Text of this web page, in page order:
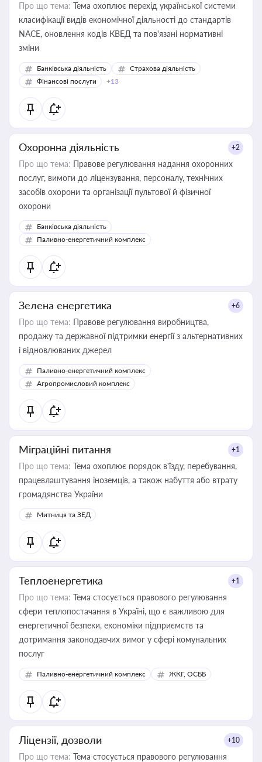
Про що тема: Тема охоплює перехід української системи
класифікації видів економічної діяльності до стандартів
NACE, оновлення кодів КВЕД та пов'язані нормативні
зміни
Банківська діяльність
Страхова діяльність
Фінансові послуги
+13
Охоронна діяльність +2
Про що тема: Правове регулювання надання охоронних
послуг, вимоги до ліцензування, персоналу, технічних
засобів охорони та організації пультової й фізичної
охорони
Банківська діяльність
Паливно-енергетичний комплекс
Зелена енергетика +6
Про що тема: Правове регулювання виробництва,
продажу та державної підтримки енергії з альтернативних
і відновлюваних джерел
Паливно-енергетичний комплекс
Агропромисловий комплекс
Міграційні питання +1
Про що тема: Тема охоплює порядок в’їзду, перебування,
працевлаштування іноземців, а також набуття або втрату
громадянства України
Митниця та ЗЕД
Теплоенергетика +1
Про що тема: Тема стосується правового регулювання
сфери теплопостачання в Україні, що є важливою для
енергетичної безпеки, економіки підприємств та
дотримання законодавчих вимог у сфері комунальних
послуг
Паливно-енергетичний комплекс ЖКГ, ОСББ
Ліцензії, дозволи +10
Про що тема: Тема стосується правового регулювання